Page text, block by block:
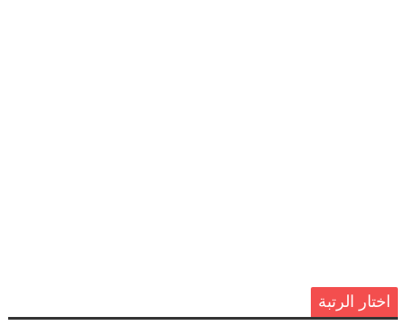
اختار الرتبة